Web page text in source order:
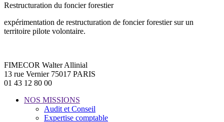
Restructuration du foncier forestier
expérimentation de restructuration de foncier forestier sur un
territoire pilote volontaire.
FIMECOR Walter Allinial
13 rue Vernier 75017 PARIS
01 43 12 80 00
NOS MISSIONS
Audit et Conseil
Expertise comptable